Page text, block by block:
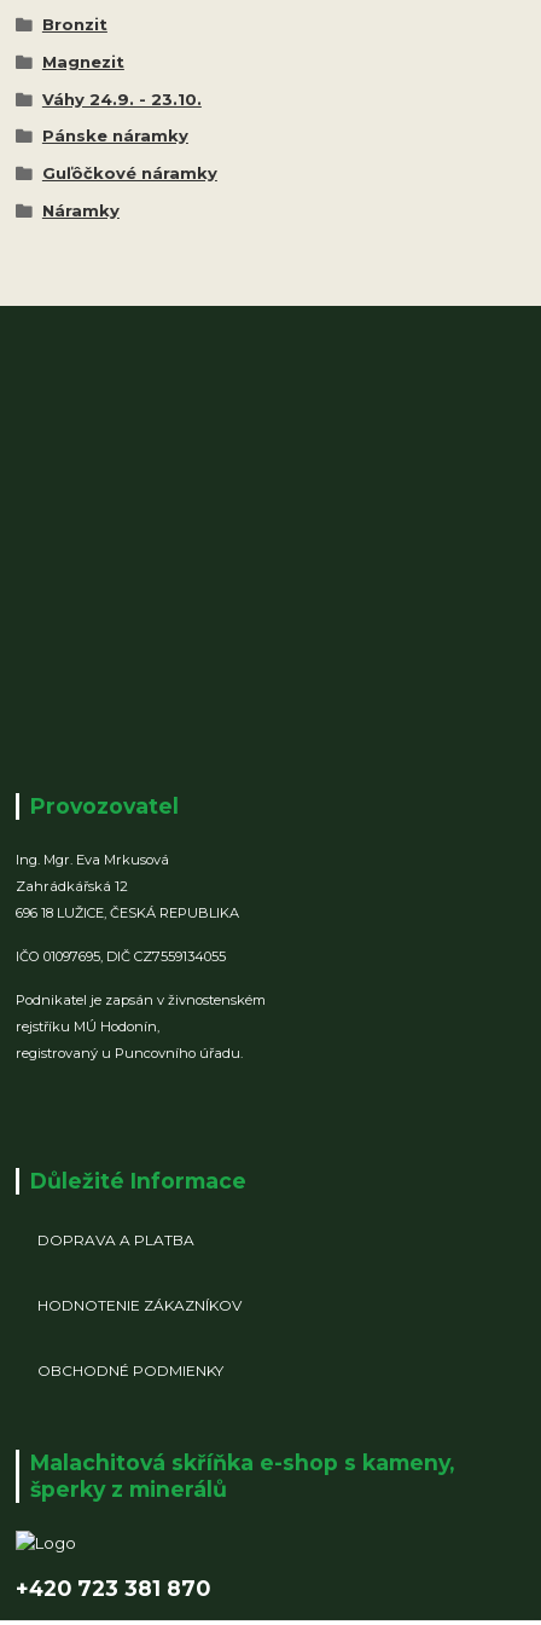
Bronzit
Magnezit
Váhy 24.9. - 23.10.
Pánske náramky
Guľôčkové náramky
Náramky
Provozovatel
Ing. Mgr. Eva Mrkusová
Zahrádkářská 12
696 18 LUŽICE,ČESKÁ REPUBLIKA
IČO 01097695, DIČ CZ7559134055
Podnikatel je zapsán v živnostenském
rejstříku MÚ Hodonín,
registrovaný u Puncovního úřadu.
Důležité Informace
DOPRAVA A PLATBA
HODNOTENIE ZÁKAZNÍKOV
OBCHODNÉ PODMIENKY
Malachitová skříňka e-shop s kameny,
šperky z minerálů
+420 723 381 870